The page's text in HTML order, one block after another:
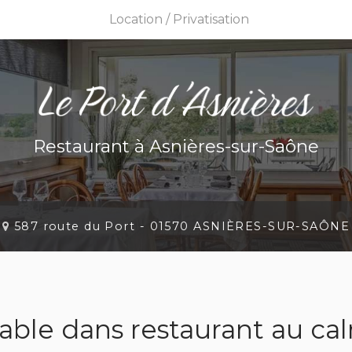
Location / Privatisation
Restaurantà Asnières-sur-Saône
587 route du Port - 01570 ASNIÈRES-SUR-SAÔNE
dans restaurant au